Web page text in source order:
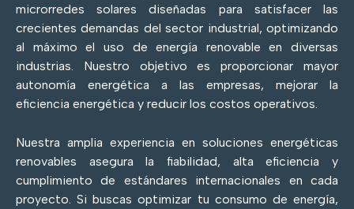
microrredes solares diseñadas para satisfacer las
crecientes demandas del sector industrial, optimizando
al máximo el uso de energía renovable en diversas
industrias. Nuestro objetivo es proporcionar mayor
autonomía energética a las empresas, mejorar la
eficiencia energética y reducir los costos operativos.
Nuestra amplia experiencia en soluciones energéticas
renovables asegura la fiabilidad, alta eficiencia y
cumplimiento de estándares internacionales en cada
proyecto. Si buscas optimizar tu consumo de energía,